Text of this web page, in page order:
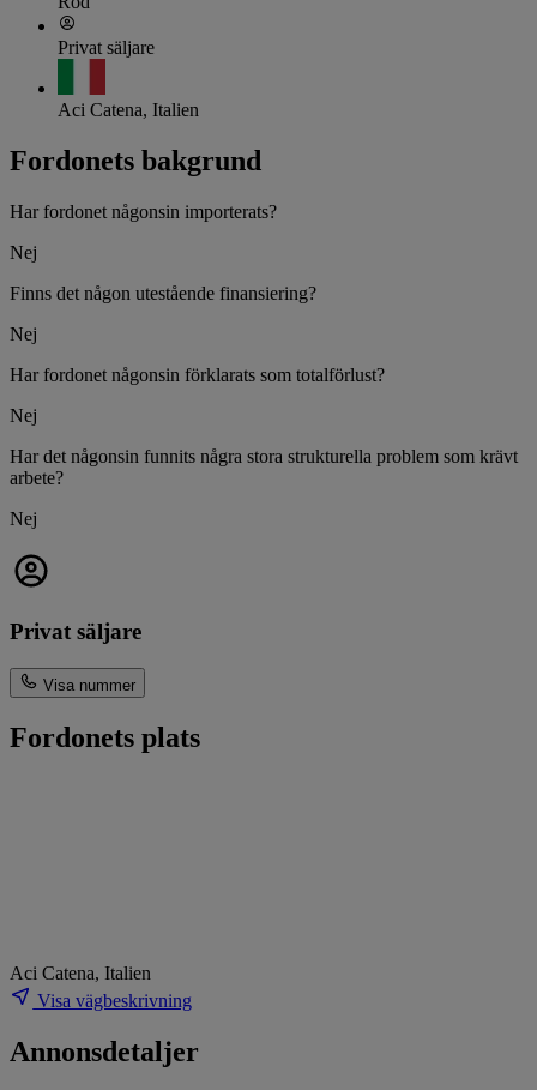
Privat säljare
Aci Catena, Italien
Fordonets bakgrund
Har fordonet någonsin importerats?
Nej
Finns det någon utestående finansiering?
Nej
Har fordonet någonsin förklarats som totalförlust?
Nej
Har det någonsin funnits några stora strukturella problem som krävt
arbete?
Nej
Privat säljare
Visa nummer
Fordonets plats
Aci Catena, Italien
Visa vägbeskrivning
Annonsdetaljer